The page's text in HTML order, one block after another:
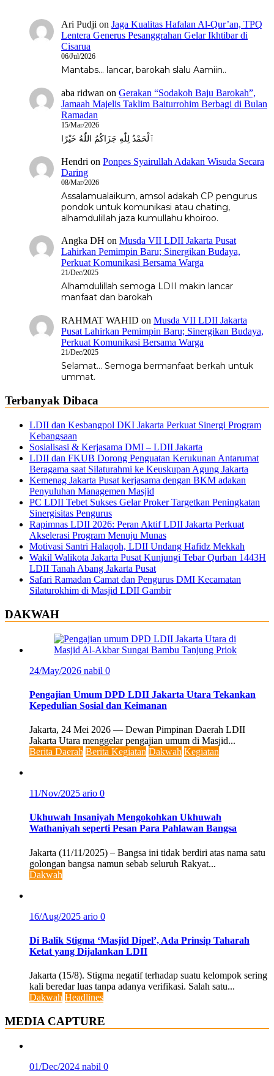
Ari Pudji on Jaga Kualitas Hafalan Al-Qur’an, TPQ
Lentera Generus Pesanggrahan Gelar Ikhtibar di
Cisarua
06/Jul/2026
Mantabs... lancar, barokah slalu Aamiin..
aba ridwan on Gerakan “Sodakoh Baju Barokah”,
Jamaah Majelis Taklim Baiturrohim Berbagi di Bulan
Ramadan
15/Mar/2026
ٱلْحَمْدُ لِلّٰهِ جَزَاكُمُ اللّٰهُ خَيْرًا
Hendri on Ponpes Syairullah Adakan Wisuda Secara
Daring
08/Mar/2026
Assalamualaikum, amsol adakah CP pengurus
pondok untuk komunikasi atau chating,
alhamdulillah jaza kumullahu khoiroo.
Angka DH on Musda VII LDII Jakarta Pusat
Lahirkan Pemimpin Baru; Sinergikan Budaya,
Perkuat Komunikasi Bersama Warga
21/Dec/2025
Alhamdulillah semoga LDII makin lancar
manfaat dan barokah
RAHMAT WAHID on Musda VII LDII Jakarta
Pusat Lahirkan Pemimpin Baru; Sinergikan Budaya,
Perkuat Komunikasi Bersama Warga
21/Dec/2025
Selamat... Semoga bermanfaat berkah untuk
ummat.
Terbanyak Dibaca
LDII dan Kesbangpol DKI Jakarta Perkuat Sinergi Program
Kebangsaan
Sosialisasi & Kerjasama DMI – LDII Jakarta
LDII dan FKUB Dorong Penguatan Kerukunan Antarumat
Beragama saat Silaturahmi ke Keuskupan Agung Jakarta
Kemenag Jakarta Pusat kerjasama dengan BKM adakan
Penyuluhan Managemen Masjid
PC LDII Tebet Sukses Gelar Proker Targetkan Peningkatan
Sinergisitas Pengurus
Rapimnas LDII 2026: Peran Aktif LDII Jakarta Perkuat
Akselerasi Program Menuju Munas
Motivasi Santri Halaqoh, LDII Undang Hafidz Mekkah
Wakil Walikota Jakarta Pusat Kunjungi Tebar Qurban 1443H
LDII Tanah Abang Jakarta Pusat
Safari Ramadan Camat dan Pengurus DMI Kecamatan
Silaturokhim di Masjid LDII Gambir
DAKWAH
24/May/2026 nabil 0
Pengajian Umum DPD LDII Jakarta Utara Tekankan
Kepedulian Sosial dan Keimanan
Jakarta, 24 Mei 2026 — Dewan Pimpinan Daerah LDII
Jakarta Utara menggelar pengajian umum di Masjid...
Berita Daerah Berita Kegiatan Dakwah Kegiatan
11/Nov/2025 ario 0
Ukhuwah Insaniyah Mengokohkan Ukhuwah
Wathaniyah seperti Pesan Para Pahlawan Bangsa
Jakarta (11/11/2025) – Bangsa ini tidak berdiri atas nama satu
golongan bangsa namun sebab seluruh Rakyat...
Dakwah
16/Aug/2025 ario 0
Di Balik Stigma ‘Masjid Dipel’, Ada Prinsip Taharah
Ketat yang Dijalankan LDII
Jakarta (15/8). Stigma negatif terhadap suatu kelompok sering
kali beredar luas tanpa adanya verifikasi. Salah satu...
Dakwah Headlines
MEDIA CAPTURE
01/Dec/2024 nabil 0